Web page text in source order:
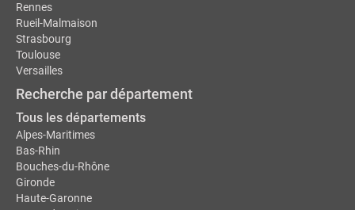
Rennes
Rueil-Malmaison
Strasbourg
Toulouse
Versailles
Recherche par département
Tous les départements
Alpes-Maritimes
Bas-Rhin
Bouches-du-Rhône
Gironde
Haute-Garonne